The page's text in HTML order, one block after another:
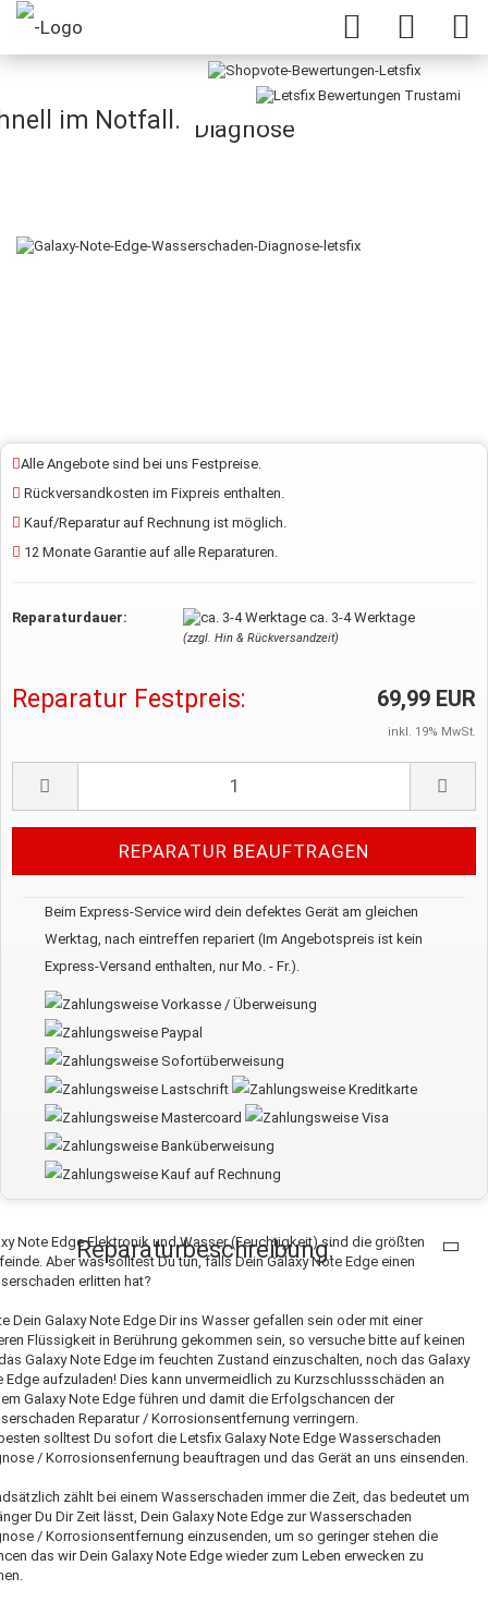
im Notfall.
Galaxy Note Edge Wasserschaden
Diagnose
Alle Angebote sind bei uns Festpreise.
Rückversandkosten im Fixpreis enthalten.
Kauf/Reparatur auf Rechnung ist möglich.
12 Monate Garantie auf alle Reparaturen.
Reparaturdauer: ca. 3-4 Werktage
(zzgl. Hin & Rückversandzeit)
Reparatur Festpreis: 69,99 EUR
inkl. 19% MwSt.
Beim Express-Service wird dein defektes Gerät am gleichen
Werktag, nach eintreffen repariert (Im Angebotspreis ist kein
Express-Versand enthalten, nur Mo. - Fr.).
Reparaturbeschreibung:
Note Edge Elektronik und Wasser (Feuchtigkeit) sind die größten
Aber was solltest Du tun, falls Dein Galaxy Note Edge einen
erlitten hat?
Dein Galaxy Note Edge Dir ins Wasser gefallen sein oder mit einer
Flüssigkeit in Berührung gekommen sein, so versuche bitte auf keinen
Galaxy Note Edge im feuchten Zustand einzuschalten, noch das Galaxy
Edge aufzuladen! Dies kann unvermeidlich zu Kurzschlussschäden an
Galaxy Note Edge führen und damit die Erfolgschancen der
Reparatur / Korrosionsentfernung verringern.
solltest Du sofort die Letsfix Galaxy Note Edge Wasserschaden
/ Korrosionsenfernung beauftragen und das Gerät an uns einsenden.
zählt bei einem Wasserschaden immer die Zeit, das bedeutet um
Du Dir Zeit lässt, Dein Galaxy Note Edge zur Wasserschaden
/ Korrosionsentfernung einzusenden, um so geringer stehen die
das wir Dein Galaxy Note Edge wieder zum Leben erwecken zu